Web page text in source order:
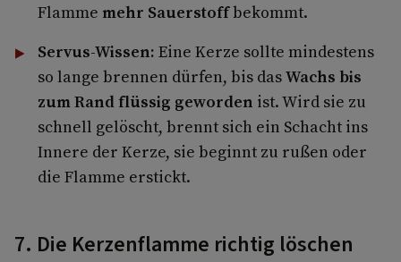
Flamme mehr Sauerstoffbekommt.
Servus-Wissen: Eine Kerze sollte mindestens
so lange brennen dürfen, bis dasWachs bis
zum Rand flüssig geworden ist. Wird sie zu
schnell gelöscht, brennt sich ein Schacht ins
Innere der Kerze, sie beginnt zu rußen oder
die Flamme erstickt.
7. Die Kerzenflamme richtig löschen